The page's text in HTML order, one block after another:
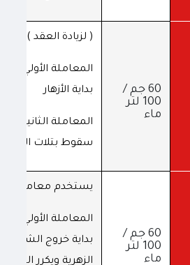
60 جم /
100 لتر
ماء
( لزيادة العقد )
المعاملة الأولي: مع
بداية الأزهار
المعاملة الثانية :
سقوط بتلات الأزهار
60 جم /
100 لتر
ماء
يستخدم معاملتين
المعاملة الأولي : مع
بداية خروج الشماريخ
الزهرية ويكرر الرش